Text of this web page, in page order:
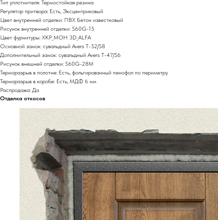
Тип уплотнителя: Термостойкая резина
Регулятор притвора: Есть, Эксцентриковый
Цвет внутренней отделки: ПВХ Бетон известковый
Рисунок внутренней отделки: S60G-15
Цвет фурнитуры: ХКР_МОН 3D_ALFA
Основной замок: сувальдный Avers T-52/S8
Дополнительный замок: сувальдный Avers T-47/S6
Рисунок внешней отделки: S60G-28M
Терморазрыв в полотне: Есть, фольгированный пенофол по периметру
Терморазрыв в коробе: Есть, МДФ 6 мм
Распродажа: Да
Отделка откосов